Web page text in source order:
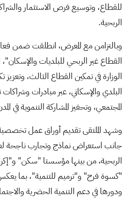
للقطاع، وتوسيع فرص الاستثمار
الربحية.
وبالتزامن مع المعرض، انطلقت ضمن
القطاع غير الربحي للبلديات
الوزارة في تمكين القطاع الثالث،
البلدي والإسكاني، عبر مبادرات
المجتمعي، وتحفيز المشاركة التنموية في
وشهد الملتقى تقديم أوراق عمل
جانب استعراض نماذج وتجارب ناجحة
الربحية، من بينها مؤسستا "سكن"
"كسوة فرح" و"ترميم للتنمية"، بما يعكس
ودورها في دعم التنمية الحضرية